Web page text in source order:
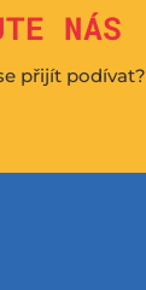
NÁS
přijít podívat?